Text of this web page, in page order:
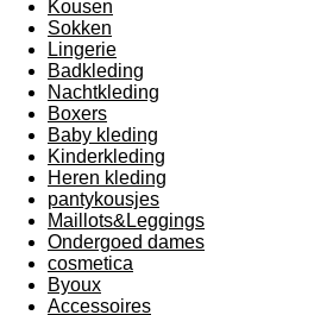
Kousen
Sokken
Lingerie
Badkleding
Nachtkleding
Boxers
Baby kleding
Kinderkleding
Heren kleding
pantykousjes
Maillots&Leggings
Ondergoed dames
cosmetica
Byoux
Accessoires